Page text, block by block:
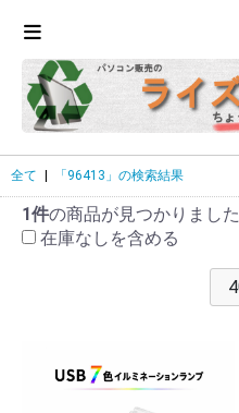
全て 「96413」の検索結果
1件の商品が見つかりました
在庫なしを含める